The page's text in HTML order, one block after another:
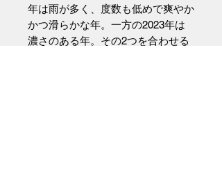
年は雨が多く、度数も低めで爽やか
かつ滑らかな年。一方の2023年は
濃さのある年。その2つを合わせる